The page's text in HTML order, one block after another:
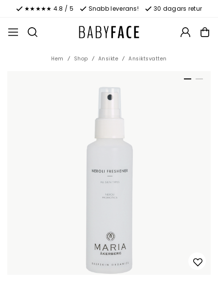
★★★★★ 4.8 / 5 Snabb leverans! 30 dagars retur
Hem Shop Ansikte Ansiktsvatten